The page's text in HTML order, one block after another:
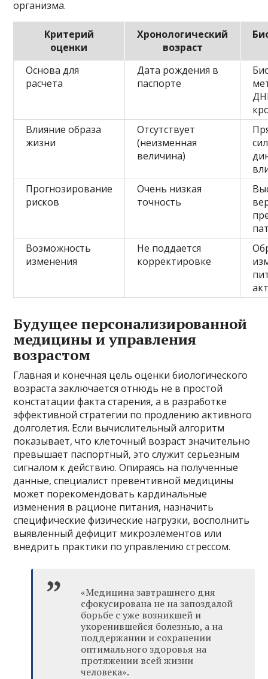
организма.
Критерий
оценки
Хронологический
возраст
Основа для
расчета
Дата рождения в
паспорте
Влияние образа
жизни
Отсутствует
(неизменная
величина)
Прогнозирование
рисков
Очень низкая
точность
Возможность
изменения
Не поддается
корректировке
Будущее персонализированной
медицины и управления
возрастом
Главная и конечная цель оценки биологического
возраста заключается отнюдь не в простой
констатации факта старения, а в разработке
эффективной стратегии по продлению активного
долголетия. Если вычислительный алгоритм
показывает, что клеточный возраст значительно
превышает паспортный, это служит серьезным
сигналом к действию. Опираясь на полученные
данные, специалист превентивной медицины
может порекомендовать кардинальные
изменения в рационе питания, назначить
специфические физические нагрузки, восполнить
выявленный дефицит микроэлементов или
внедрить практики по управлению стрессом.
«Медицина завтрашнего дня
сфокусирована не на запоздалой
борьбе с уже возникшей и
укоренившейся болезнью, а на
поддержании и сохранении
оптимального здоровья на
протяжении всей жизни
человека».